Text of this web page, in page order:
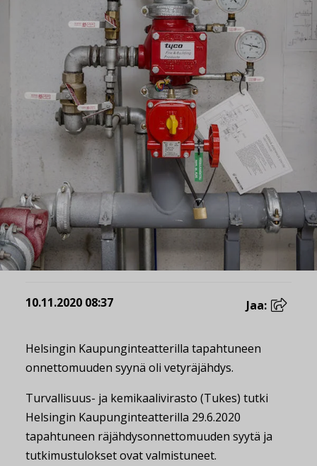
10.11.2020 08:37 Jaa:
Helsingin Kaupunginteatterilla tapahtuneen
onnettomuuden syynä oli vetyräjähdys.
Turvallisuus- ja kemikaalivirasto (Tukes) tutki
Helsingin Kaupunginteatterilla 29.6.2020
tapahtuneen räjähdysonnettomuuden syytä ja
tutkimustulokset ovat valmistuneet.